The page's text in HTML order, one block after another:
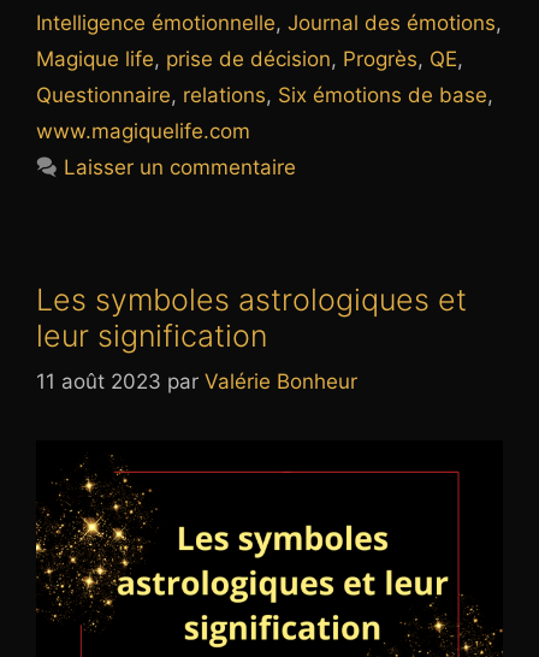
Intelligence émotionnelle, Journal des émotions,
Magique life, prise de décision, Progrès, QE,
Questionnaire, relations, Six émotions de base,
www.magiquelife.com
Laisser un commentaire
Les symboles astrologiques et
leur signification
11 août 2023 par Valérie Bonheur